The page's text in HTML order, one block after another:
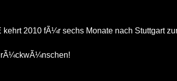
kehrt 2010 fÃ¼r sechs Monate nach Stuttgart